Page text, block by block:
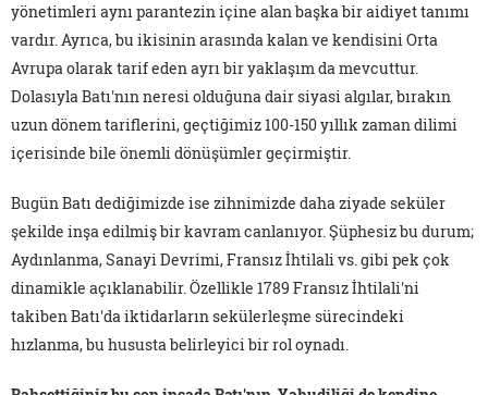
yönetimleri aynı parantezin içine alan başka bir aidiyet tanımı
vardır. Ayrıca, bu ikisinin arasında kalan ve kendisini Orta
Avrupa olarak tarif eden ayrı bir yaklaşım da mevcuttur.
Dolasıyla Batı'nın neresi olduğuna dair siyasi algılar, bırakın
uzun dönem tariflerini, geçtiğimiz 100-150 yıllık zaman dilimi
içerisinde bile önemli dönüşümler geçirmiştir.
Bugün Batı dediğimizde ise zihnimizde daha ziyade seküler
şekilde inşa edilmiş bir kavram canlanıyor. Şüphesiz bu durum;
Aydınlanma, Sanayi Devrimi, Fransız İhtilali vs. gibi pek çok
dinamikle açıklanabilir. Özellikle 1789 Fransız İhtilali'ni
takiben Batı'da iktidarların sekülerleşme sürecindeki
hızlanma, bu hususta belirleyici bir rol oynadı.